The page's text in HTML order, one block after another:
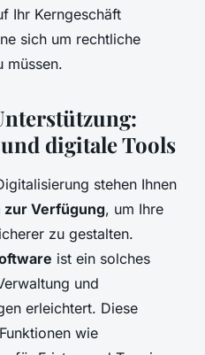
Ihr Kerngeschäft
sich um rechtliche
müssen.
digitale Tools
stehen Ihnen
zur Verfügung, um Ihre
zu gestalten.
ist ein solches
und
erleichtert. Diese
wie